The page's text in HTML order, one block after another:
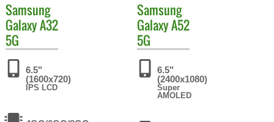
Samsung
Galaxy A32
5G
6.5"
(1600x720)
IPS LCD
Samsung
Galaxy A52
5G
6.5"
(2400x1080)
Super
AMOLED